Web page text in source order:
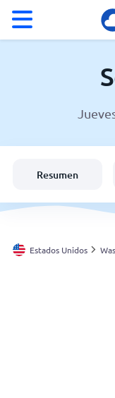
El clima en Seattle
España
Argentina
Resumen
Estados Unidos